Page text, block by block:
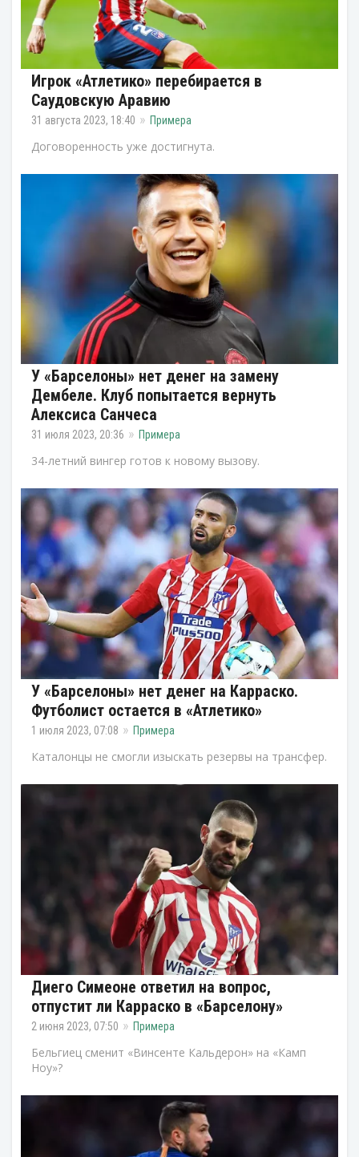
Игрок «Атлетико» перебирается в
Саудовскую Аравию
31 августа 2023, 18:40 Примера
Договоренность уже достигнута.
У «Барселоны» нет денег на замену
Дембеле. Клуб попытается вернуть
Алексиса Санчеса
31 июля 2023, 20:36 Примера
34-летний вингер готов к новому вызову.
У «Барселоны» нет денег на Карраско.
Футболист остается в «Атлетико»
1 июля 2023, 07:08 Примера
Каталонцы не смогли изыскать резервы на трансфер.
Диего Симеоне ответил на вопрос,
отпустит ли Карраско в «Барселону»
2 июня 2023, 07:50 Примера
Бельгиец сменит «Винсенте Кальдерон» на «Камп
Ноу»?